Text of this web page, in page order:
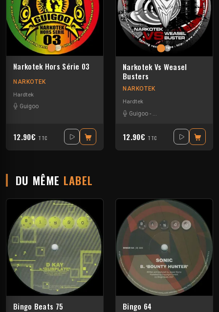
Narkotek Hors Série 03
NARKOTEK
Hardtek
Guigoo
12.90€ TTC
Narkotek Vs Weasel
Busters
NARKOTEK
Hardtek
Guigoo -
12.90€ TTC
DU MÊME LABEL
Bingo Beats 75 Bingo 64